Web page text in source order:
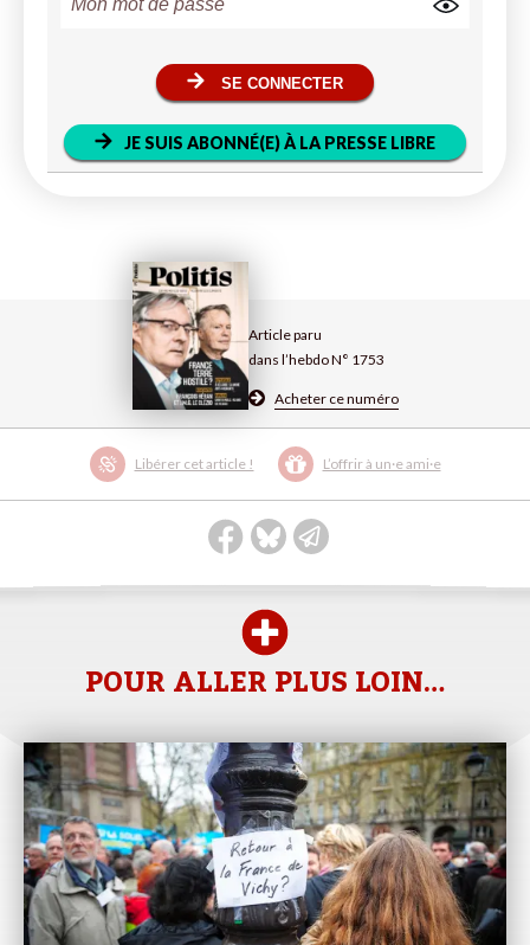
Article paru
dans l’hebdo N° 1753
Acheter ce numéro
Libérer cet article ! L’offrir à un·e ami·e
SE CONNECTER
JE SUIS ABONNÉ(E) À LA PRESSE LIBRE
POUR ALLER PLUS LOIN…